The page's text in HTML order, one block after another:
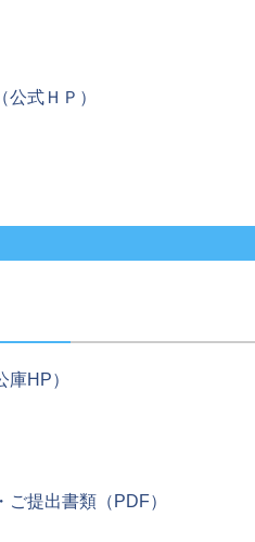
式ＨＰ）
HP）
提出書類（PDF）